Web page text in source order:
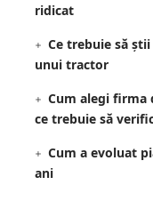
ridicat
Ce trebuie să
unui tractor
Cum alegi firma
ce trebuie să
Cum a evoluat
ani